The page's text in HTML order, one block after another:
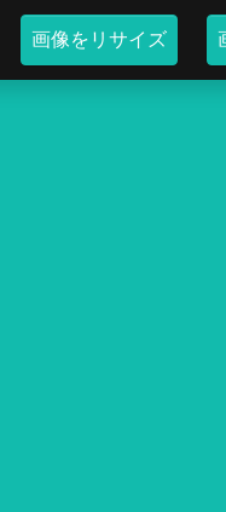
画像をリサイズ